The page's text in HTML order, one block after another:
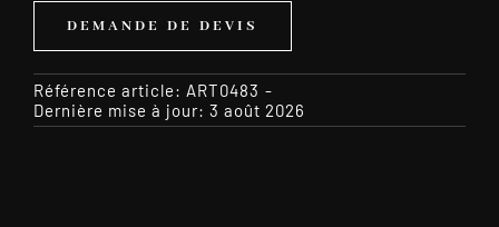
DEMANDE DE DEVIS
Référence article: ART0483 -
Dernière mise à jour: 3 août 2026